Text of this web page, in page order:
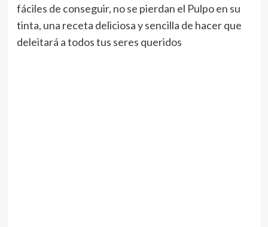
fáciles de conseguir, no se pierdan el Pulpo en su
tinta, una receta deliciosa y sencilla de hacer que
deleitará a todos tus seres queridos